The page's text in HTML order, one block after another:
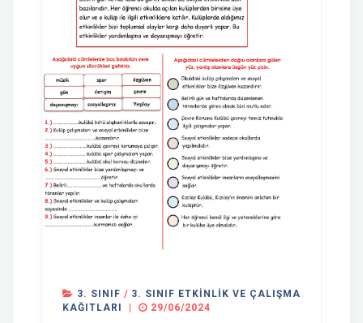
3. SINIF / 3. SINIF ETKINLIK VE ÇALIŞMA
KAĞITLARI
29/06/2024